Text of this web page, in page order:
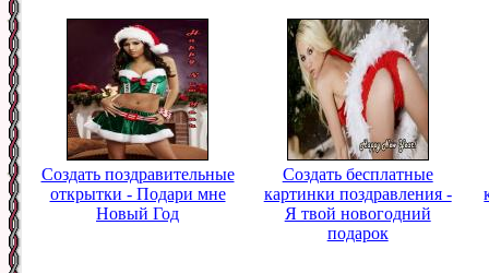
Создать поздравительные
открытки - Подари мне
Новый Год
Создать бесплатные
картинки поздравления -
Я твой новогодний
подарок